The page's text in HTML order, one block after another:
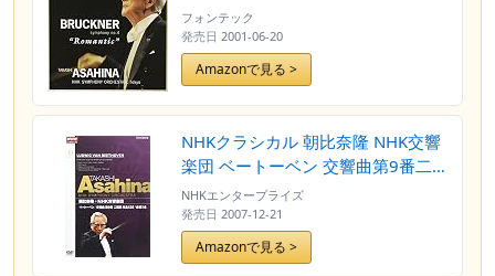
フォンテック
発売日 2001-06-20
Amazonで見る >
NHKクラシカル 朝比奈隆 NHK交響
楽団 ベートーベン 交響曲第9番二短
調「合唱つき」 [DVD]
NHKエンタープライズ
発売日 2007-12-21
Amazonで見る >